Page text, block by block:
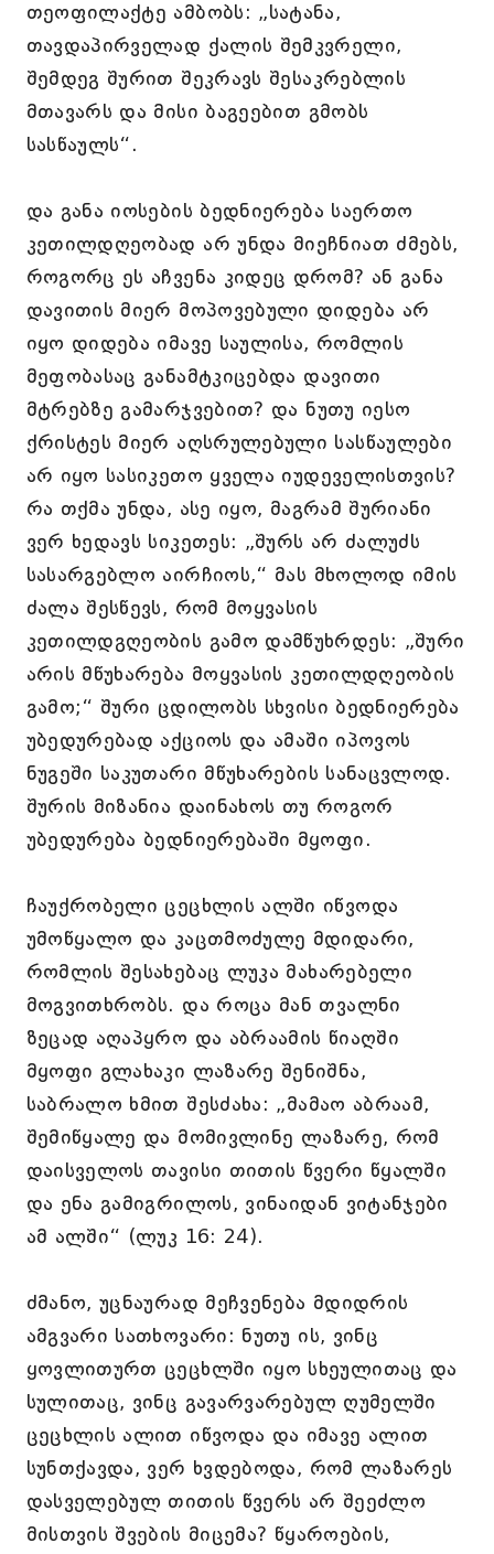
თეოფილაქტე ამბობს: „სატანა,
თავდაპირველად ქალის შემკვრელი,
შემდეგ შურით შეკრავს შესაკრებლის
მთავარს და მისი ბაგეებით გმობს
სასწაულს“.
და განა იოსების ბედნიერება საერთო
კეთილდღეობად არ უნდა მიეჩნიათ ძმებს,
როგორც ეს აჩვენა კიდეც დრომ? ან განა
დავითის მიერ მოპოვებული დიდება არ
იყო დიდება იმავე საულისა, რომლის
მეფობასაც განამტკიცებდა დავითი
მტრებზე გამარჯვებით? და ნუთუ იესო
ქრისტეს მიერ აღსრულებული სასწაულები
არ იყო სასიკეთო ყველა იუდეველისთვის?
რა თქმა უნდა, ასე იყო, მაგრამ შურიანი
ვერ ხედავს სიკეთეს: „შურს არ ძალუძს
სასარგებლო აირჩიოს,“ მას მხოლოდ იმის
ძალა შესწევს, რომ მოყვასის
კეთილდგღეობის გამო დამწუხრდეს: „შური
არის მწუხარება მოყვასის კეთილდღეობის
გამო;“ შური ცდილობს სხვისი ბედნიერება
უბედურებად აქციოს და ამაში იპოვოს
ნუგეში საკუთარი მწუხარების სანაცვლოდ.
შურის მიზანია დაინახოს თუ როგორ
უბედურება ბედნიერებაში მყოფი.
ჩაუქრობელი ცეცხლის ალში იწვოდა
უმოწყალო და კაცთმოძულე მდიდარი,
რომლის შესახებაც ლუკა მახარებელი
მოგვითხრობს. და როცა მან თვალნი
ზეცად აღაპყრო და აბრაამის წიაღში
მყოფი გლახაკი ლაზარე შენიშნა,
საბრალო ხმით შესძახა: „მამაო აბრაამ,
შემიწყალე და მომივლინე ლაზარე, რომ
დაისველოს თავისი თითის წვერი წყალში
და ენა გამიგრილოს, ვინაიდან ვიტანჯები
ამ ალში“ (ლუკ 16: 24).
ძმანო, უცნაურად მეჩვენება მდიდრის
ამგვარი სათხოვარი: ნუთუ ის, ვინც
ყოვლითურთ ცეცხლში იყო სხეულითაც და
სულითაც, ვინც გავარვარებულ ღუმელში
ცეცხლის ალით იწვოდა და იმავე ალით
სუნთქავდა, ვერ ხვდებოდა, რომ ლაზარეს
დასველებულ თითის წვერს არ შეეძლო
მისთვის შვების მიცემა? წყაროების,